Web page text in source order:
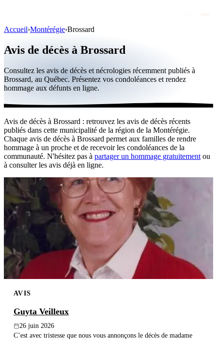
Personnalités publiques
Québec
Canada
International
Par région
Par ville
Maisons funéraires
Éternea
Blog
Publier un avis
Accueil›Montérégie›Brossard
Avis de décès à Brossard
Consultez les avis de décès et nécrologies récemment publiés à
Brossard, au Québec. Présentez vos condoléances et rendez
hommage aux défunts en ligne.
Avis de décès à Brossard : retrouvez les avis de décès récents
publiés dans cette municipalité de la région de la Montérégie.
Chaque avis de décès à Brossard permet aux familles de rendre
hommage à un proche et de recevoir les condoléances de la
communauté. N'hésitez pas à partager un hommage gratuitement ou
à consulter les avis déjà en ligne.
AVIS
Guyta Veilleux
26 juin 2026
C’est avec tristesse que nous vous annonçons le décès de madame